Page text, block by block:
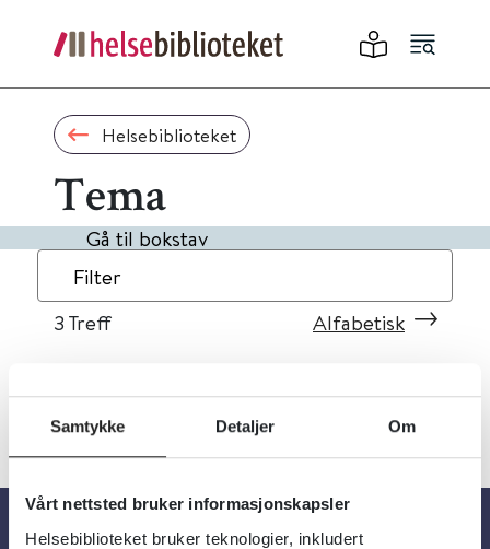
Samtykke Detaljer Om
Vårt nettsted bruker informasjonskapsler
Helsebiblioteket bruker teknologier, inkludert
Helsebiblioteket
Tema
Gå til bokstav
Filter
3 Treff Alfabetisk